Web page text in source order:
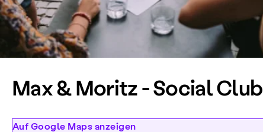
Max & Moritz - Social
Auf Google Maps anzeigen